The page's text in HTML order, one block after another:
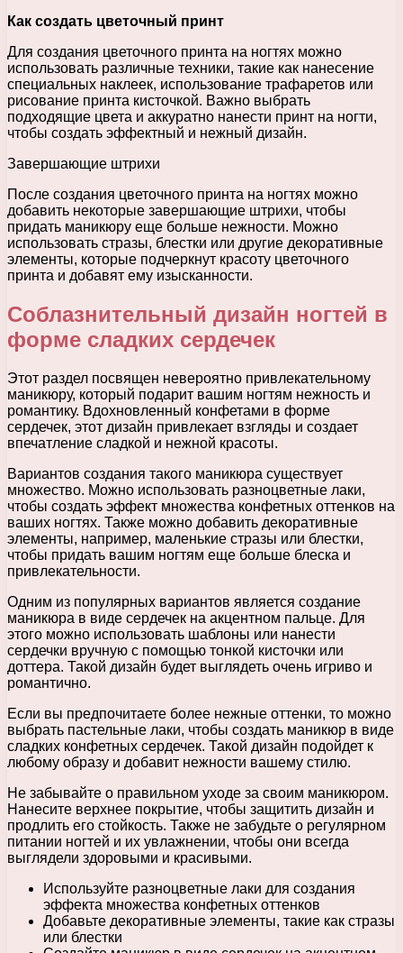
Как создать цветочный принт
Для создания цветочного принта на ногтях можно
использовать различные техники, такие как нанесение
специальных наклеек, использование трафаретов или
рисование принта кисточкой. Важно выбрать
подходящие цвета и аккуратно нанести принт на ногти,
чтобы создать эффектный и нежный дизайн.
Завершающие штрихи
После создания цветочного принта на ногтях можно
добавить некоторые завершающие штрихи, чтобы
придать маникюру еще больше нежности. Можно
использовать стразы, блестки или другие декоративные
элементы, которые подчеркнут красоту цветочного
принта и добавят ему изысканности.
Соблазнительный дизайн ногтей в
форме сладких сердечек
Этот раздел посвящен невероятно привлекательному
маникюру, который подарит вашим ногтям нежность и
романтику. Вдохновленный конфетами в форме
сердечек, этот дизайн привлекает взгляды и создает
впечатление сладкой и нежной красоты.
Вариантов создания такого маникюра существует
множество. Можно использовать разноцветные лаки,
чтобы создать эффект множества конфетных оттенков на
ваших ногтях. Также можно добавить декоративные
элементы, например, маленькие стразы или блестки,
чтобы придать вашим ногтям еще больше блеска и
привлекательности.
Одним из популярных вариантов является создание
маникюра в виде сердечек на акцентном пальце. Для
этого можно использовать шаблоны или нанести
сердечки вручную с помощью тонкой кисточки или
доттера. Такой дизайн будет выглядеть очень игриво и
романтично.
Если вы предпочитаете более нежные оттенки, то можно
выбрать пастельные лаки, чтобы создать маникюр в виде
сладких конфетных сердечек. Такой дизайн подойдет к
любому образу и добавит нежности вашему стилю.
Не забывайте о правильном уходе за своим маникюром.
Нанесите верхнее покрытие, чтобы защитить дизайн и
продлить его стойкость. Также не забудьте о регулярном
питании ногтей и их увлажнении, чтобы они всегда
выглядели здоровыми и красивыми.
Используйте разноцветные лаки для создания
эффекта множества конфетных оттенков
Добавьте декоративные элементы, такие как стразы
или блестки